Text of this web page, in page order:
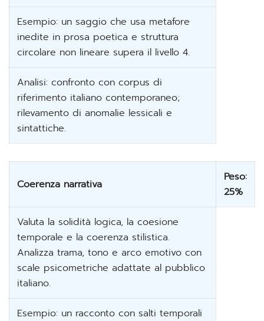
Esempio: un saggio che usa metafore
inedite in prosa poetica e struttura
circolare non lineare supera il livello 4.
Analisi: confronto con corpus di
riferimento italiano contemporaneo;
rilevamento di anomalie lessicali e
sintattiche.
Coerenza narrativa
Peso:
25%
Valuta la solidità logica, la coesione
temporale e la coerenza stilistica.
Analizza trama, tono e arco emotivo con
scale psicometriche adattate al pubblico
italiano.
Esempio: un racconto con salti temporali